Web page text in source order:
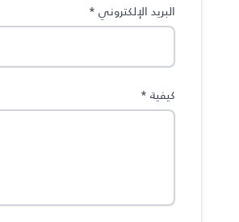
البريد الإلكتروني *
كيفية *